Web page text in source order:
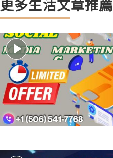
更多生活文章推薦